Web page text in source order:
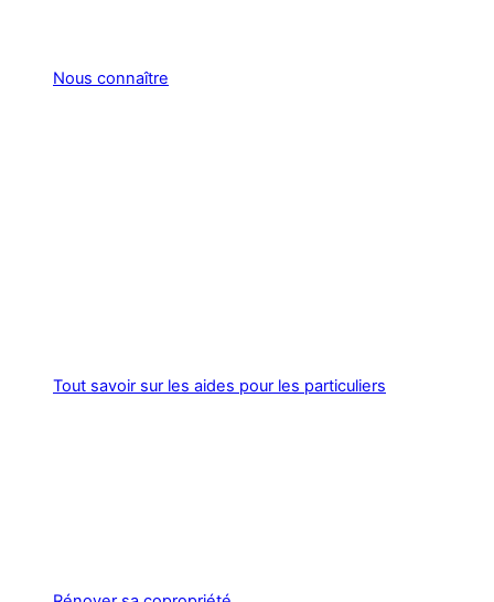
Nous connaître
Tout savoir sur les aides pour les particuliers